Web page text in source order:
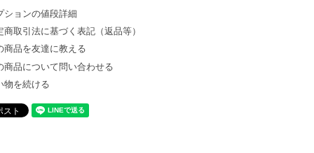
ションの値段詳細
商取引法に基づく表記（返品等）
商品を友達に教える
商品について問い合わせる
物を続ける